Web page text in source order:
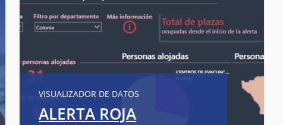
VISUALIZADOR DE DATOS
ALERTA ROJA